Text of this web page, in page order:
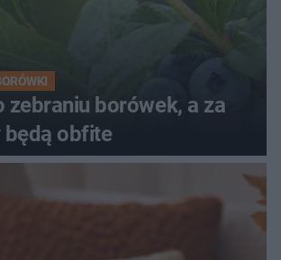
zebraniu borówek, a za
obfite